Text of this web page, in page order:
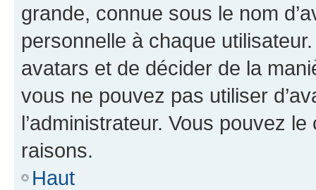
grande, connue sous le nom
personnelle à chaque utilisateur.
avatars et de décider de la
vous ne pouvez pas utiliser
l’administrateur. Vous pouvez
raisons.
Haut